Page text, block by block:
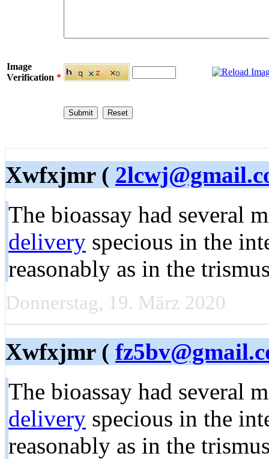
Image
Verification *
Xwfxjmr (
The bioassay had several
delivery specious in the
reasonably as in the
Donnerstag, 19. März 2020
Xwfxjmr (
The bioassay had several
delivery specious in the
reasonably as in the